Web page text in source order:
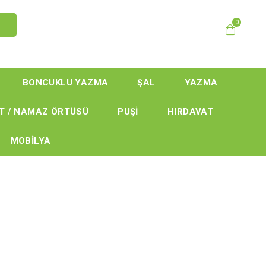
0
BONCUKLU YAZMA ŞAL YAZMA
/ NAMAZ ÖRTÜSÜ PUŞİ HIRDAVAT
MOBİLYA